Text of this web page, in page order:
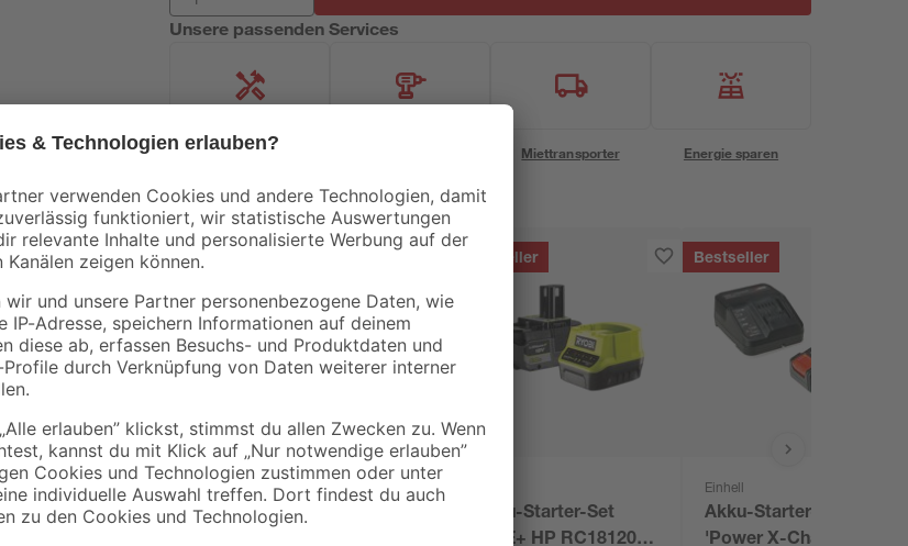
Unsere passenden Services
Handwerksservice Miettransporter Energie sparen
Bestseller
Einhell
Akku-Stichsäge 'TE-
Einhell
Akku 'PXC-Twinpack
Bestseller
Akku-Starter-Set
'ONE+ HP RC18120-
Bestseller
Einhell
Akku-Starter-Set
'Power X-Change'